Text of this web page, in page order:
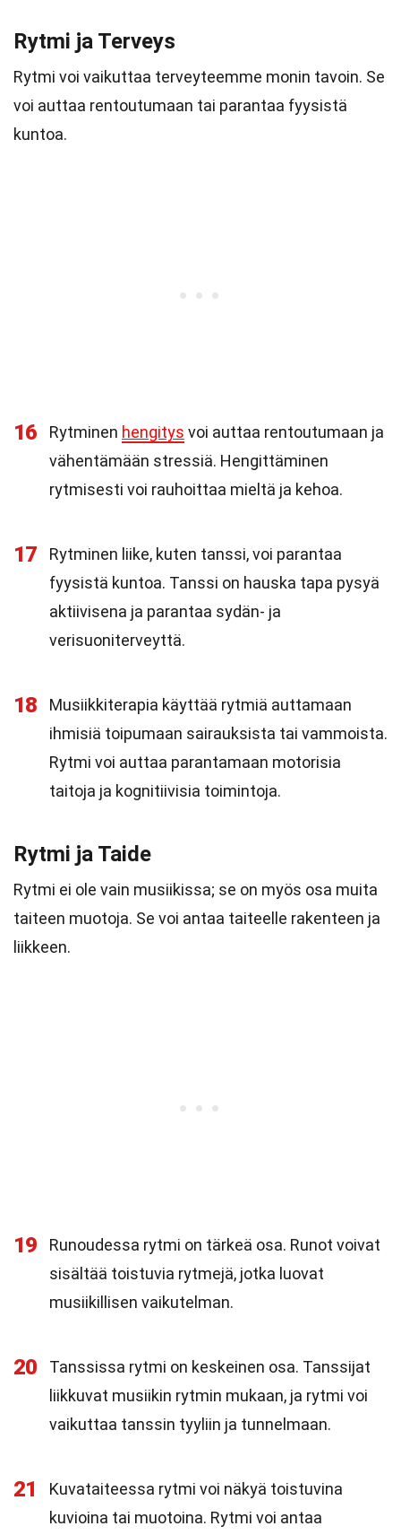
Rytmi ja Terveys
Rytmi voi vaikuttaa terveyteemme monin tavoin. Se
voi auttaa rentoutumaan tai parantaa fyysistä
kuntoa.
16 Rytminen hengitys voi auttaa rentoutumaan ja
vähentämään stressiä. Hengittäminen
rytmisesti voi rauhoittaa mieltä ja kehoa.
17
Rytminen liike, kuten tanssi, voi parantaa
fyysistä kuntoa. Tanssi on hauska tapa pysyä
aktiivisena ja parantaa sydän- ja
verisuoniterveyttä.
18
Musiikkiterapia käyttää rytmiä auttamaan
ihmisiä toipumaan sairauksista tai vammoista.
Rytmi voi auttaa parantamaan motorisia
taitoja ja kognitiivisia toimintoja.
Rytmi ja Taide
Rytmi ei ole vain musiikissa; se on myös osa muita
taiteen muotoja. Se voi antaa taiteelle rakenteen ja
liikkeen.
19
Runoudessa rytmi on tärkeä osa. Runot voivat
sisältää toistuvia rytmejä, jotka luovat
musiikillisen vaikutelman.
20
Tanssissa rytmi on keskeinen osa. Tanssijat
liikkuvat musiikin rytmin mukaan, ja rytmi voi
vaikuttaa tanssin tyyliin ja tunnelmaan.
21
Kuvataiteessa rytmi voi näkyä toistuvina
kuvioina tai muotoina. Rytmi voi antaa